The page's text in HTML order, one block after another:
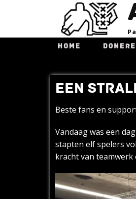
HOME
EEN
Beste fans en
Vandaag was een
stapten elf spelers
kracht van teamwerk